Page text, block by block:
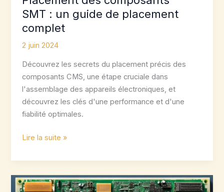
SMT : un guide de placement
complet
2 juin 2024
Découvrez les secrets du placement précis des
composants CMS, une étape cruciale dans
l'assemblage des appareils électroniques, et
découvrez les clés d'une performance et d'une
fiabilité optimales.
Placement
composants
SMT :
un
Lire la suite »